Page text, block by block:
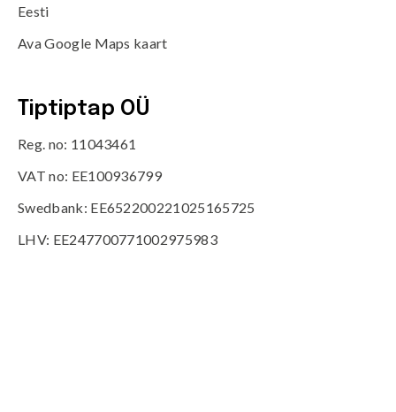
Eesti
Ava Google Maps kaart
Tiptiptap OÜ
Reg. no: 11043461
VAT no: EE100936799
Swedbank: EE652200221025165725
LHV: EE247700771002975983